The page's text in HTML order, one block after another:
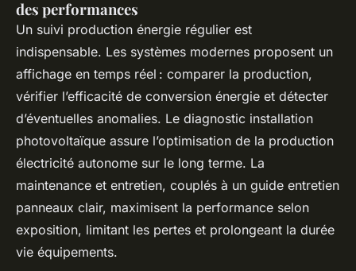
des performances
Un suivi production énergie régulier est
indispensable. Les systèmes modernes proposent un
affichage en temps réel : comparer la production,
vérifier l’efficacité de conversion énergie et détecter
d’éventuelles anomalies. Le diagnostic installation
photovoltaïque assure l’optimisation de la production
électricité autonome sur le long terme. La
maintenance et entretien, couplés à un guide entretien
panneaux clair, maximisent la performance selon
exposition, limitant les pertes et prolongeant la durée
vie équipements.